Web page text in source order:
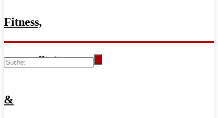
Fitness,
Gesundheit
&